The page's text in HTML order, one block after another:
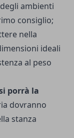
ambienti
consiglio;
nella
ideali
al peso
porrà la
dovranno
stanza